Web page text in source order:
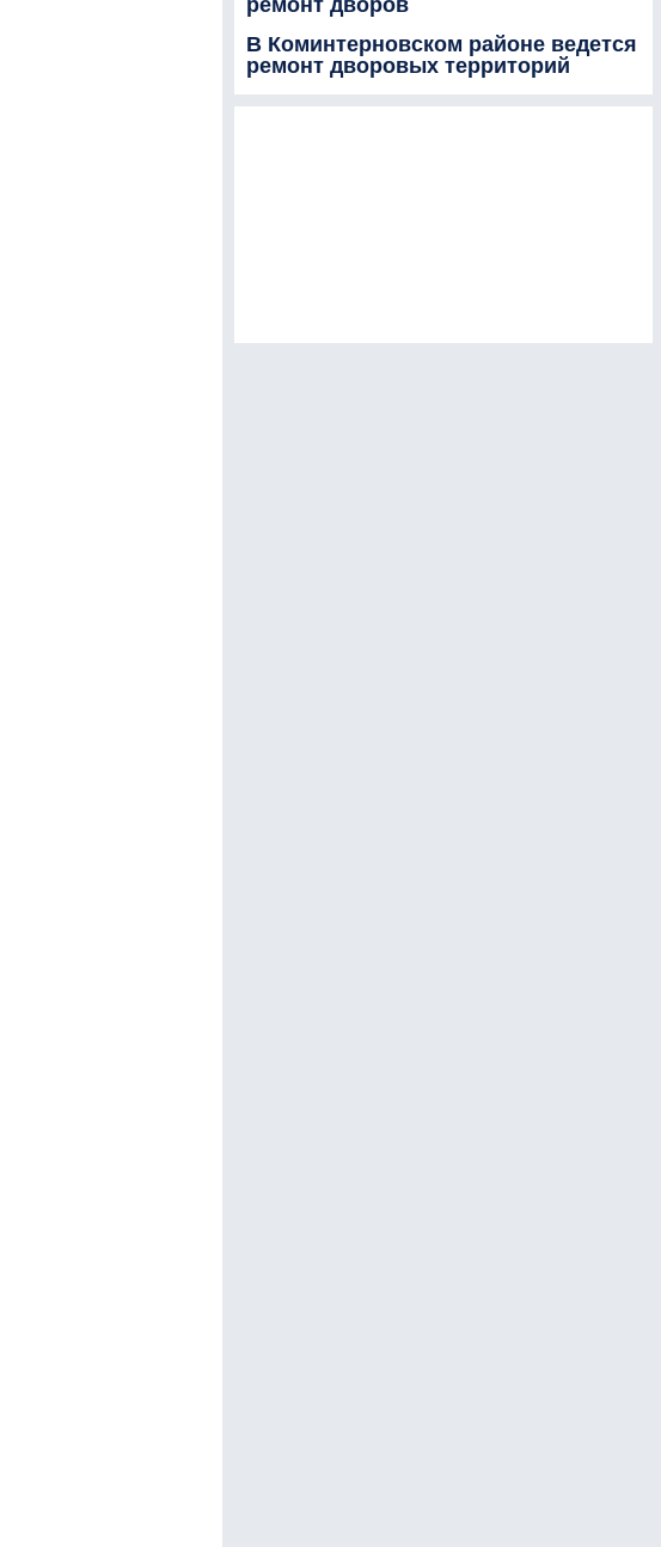
ремонт дворов
В Коминтерновском районе ведется
ремонт дворовых территорий